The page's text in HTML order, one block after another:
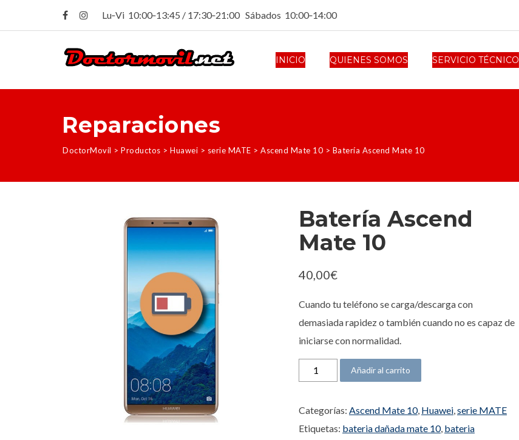
Lu‑Vi 10:00‑13:45 / 17:30‑21:00 Sábados 10:00‑14:00
INICIO QUIENES SOMOS SERVICIO TÉCNICO
Reparaciones
DoctorMovil > Productos > Huawei > serie MATE > Ascend Mate 10 > Batería Ascend Mate 10
Batería Ascend
Mate 10
40,00€
Cuando tu teléfono se carga/descarga con
demasiada rapidez o también cuando no es capaz de
iniciarse con normalidad.
Batería Ascend Mate 10 cantidad
Añadir al carrito
Categorías: Ascend Mate 10, Huawei,serie MATE
Etiquetas: bateria dañada mate 10, bateria